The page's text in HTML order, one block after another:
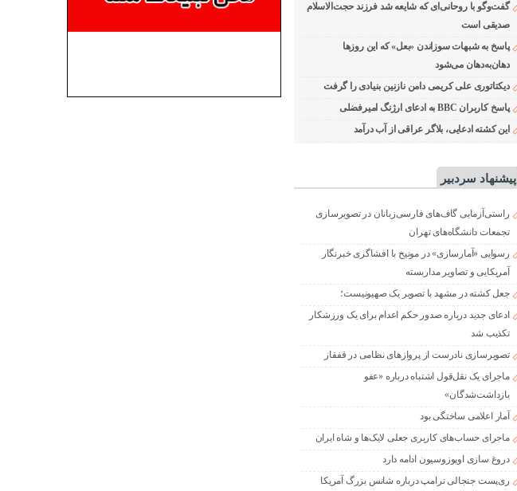
گفت‌وگو با روحانی‌ای که شایعه شد فرزند حجت‌الاسلام
صدیقی است
پاسخ به شبهات سوزاندن «بعل» که این روزها
دهان‌به‌دهان می‌شود
دیکتاتوری علی کریمی دامن نازنین بنیادی را گرفت
پاسخ کاربران BBC به ادعای ارژنگ امیرفضلی
این کشته ادعایی، بلاگر عراقی از آب درآمد
پیشنهاد سردبیر
راستی‌آزمایی گاف‌های فارسی‌زبانان در تصویرسازی
تجمعات دانشگاه‌های تهران
رسوایی «آمارسازی» در مونیخ با افشاگری خبرنگار
آمریکایی و تصاویر مداربسته
جعل کشته در مشهد با تصویر یک صهیونیست؛
ادعای جدید درباره صدور حکم اعدام برای یک ورزشکار
تکذیب شد
تصویرسازی نادرست از پروازهای نظامی در قفقاز
ماجرای یک نقل‌قول اشتباه درباره «عفو
بازداشت‌شدگان»
آمار اعلامی ساختگی بود
ماجرای حساب‌های کاربری جعلی لایک‌ها و شاه ایران
دروغ سازی اوپوزوسیون ادامه دارد
ری‌پست جنجالی ترامپ درباره شانس بزرگ آمریکا